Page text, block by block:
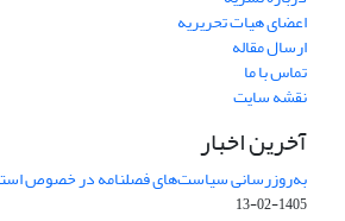
اعضای هیات تحریریه
ارسال مقاله
تماس با ما
نقشه سایت
آخرین اخبار
به‌روزرسانی سیاست‌های فصلنامه در خصوص
1405-02-13